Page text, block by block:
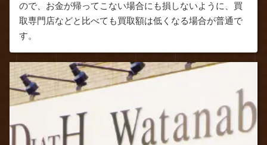
ので、お金が帰ってこない場合にも損しないように、買
取専門店などと比べても買取額は低くなる場合が普通で
す。